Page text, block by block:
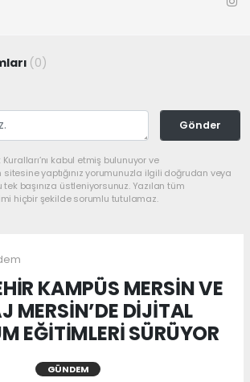
(0)
Gönder
kabul etmiş bulunuyor ve
yaptığınız yorumunuzla ilgili doğrudan veya
başınıza üstleniyorsunuz. Yazılan tüm
hiçbir şekilde sorumlu tutulamaz.
KAMPÜS MERSİN VE
MERSİN’DE DİJİTAL
EĞİTİMLERİ SÜRÜYOR
GÜNDEM